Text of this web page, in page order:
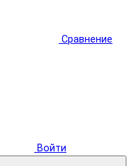
Сравнение
Войти